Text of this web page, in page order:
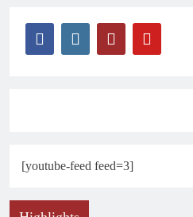
[youtube-feed feed=3]